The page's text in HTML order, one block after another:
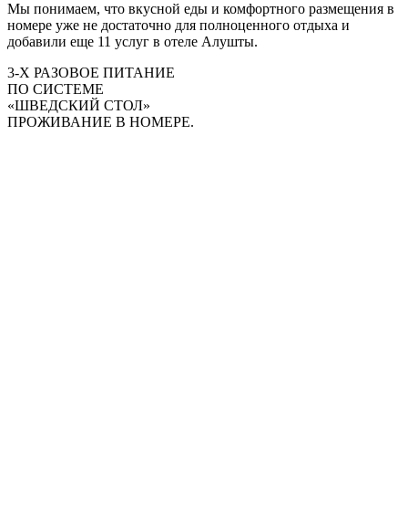
Мы понимаем, что вкусной еды и комфортного размещения в
номере уже не достаточно для полноценного отдыха и
добавили еще 11 услуг в отеле Алушты.
3-Х РАЗОВОЕ ПИТАНИЕ
ПО СИСТЕМЕ
«ШВЕДСКИЙ СТОЛ»
ПРОЖИВАНИЕ В НОМЕРЕ.